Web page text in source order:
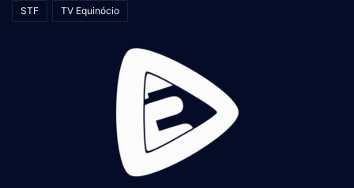
STF TV Equinócio